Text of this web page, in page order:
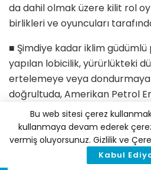
da dahil olmak üzere kilit rol
birlikleri ve oyuncuları
■ Şimdiye kadar iklim
yapılan lobicilik, yürürlükteki
ertelemeye veya dondurmaya
doğrultuda, Amerikan Petrol
raporlama gerekliliklerinden
Alberta’daki birçok petrol
üzere Kanadalı şirketler
planlanan artışın
Bu web sitesi çerez
kullanmaya devam ederek
vermiş oluyorsunuz. Gizlilik ve
Kabul